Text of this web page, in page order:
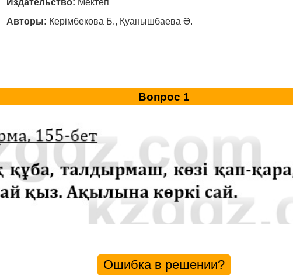
Авторы: Керімбекова Б., Қуанышбаева Ә.
Вопрос 1
Ошибка в решении?